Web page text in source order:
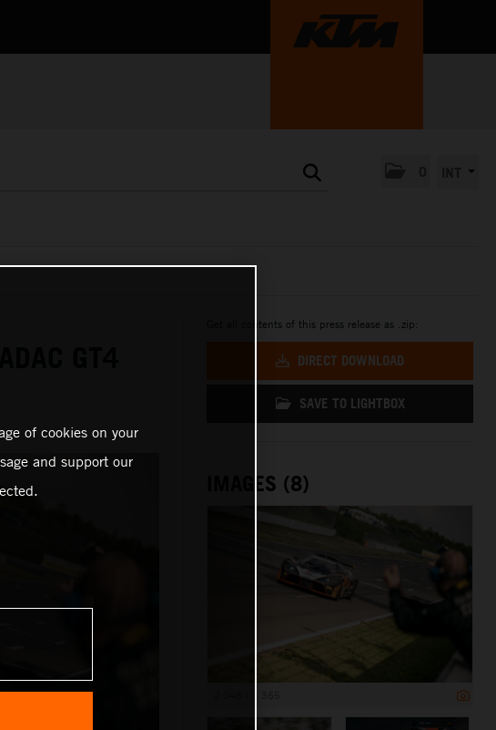
Get all contents of this press release as .zip:
DIRECT DOWNLOAD
SAVE TO LIGHTBOX
IMAGES (8)
of cookies on your
and support our